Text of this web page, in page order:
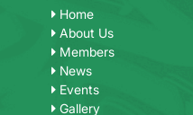
Home
About Us
Members
News
Events
Gallery